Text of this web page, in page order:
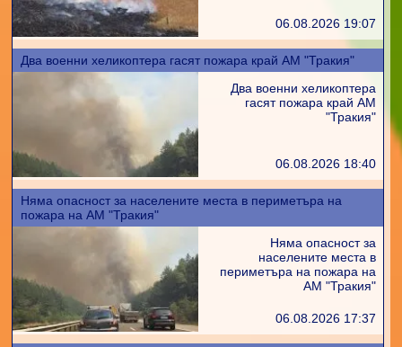
06.08.2026 19:07
Два военни хеликоптера гасят пожара край АМ "Тракия"
Два военни хеликоптера
гасят пожара край АМ
"Тракия"
06.08.2026 18:40
Няма опасност за населените места в периметъра на
пожара на АМ "Тракия"
Няма опасност за
населените места в
периметъра на пожара на
АМ "Тракия"
06.08.2026 17:37